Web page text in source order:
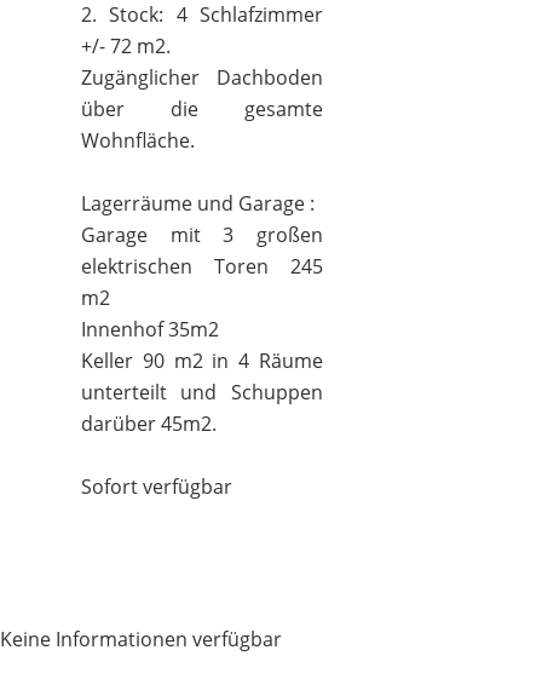
2. Stock: 4 Schlafzimmer
+/- 72 m2.
Zugänglicher Dachboden
über die gesamte
Wohnfläche.
Lagerräume und Garage :
Garage mit 3 großen
elektrischen Toren 245
m2
Innenhof 35m2
Keller 90 m2 in 4 Räume
unterteilt und Schuppen
darüber 45m2.
Sofort verfügbar
Keine Informationen verfügbar